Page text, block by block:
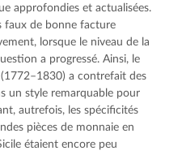
approfondies et actualisées.
faux de bonne facture
lorsque le niveau de la
a progressé. Ainsi, le
a contrefait des
un style remarquable pour
autrefois, les spécificités
pièces de monnaie en
étaient encore peu